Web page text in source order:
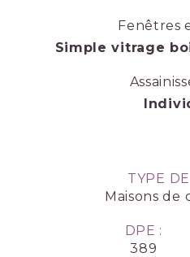
Fenêtres
Simple vitrage
TYPE
Maisons de
DPE :
389